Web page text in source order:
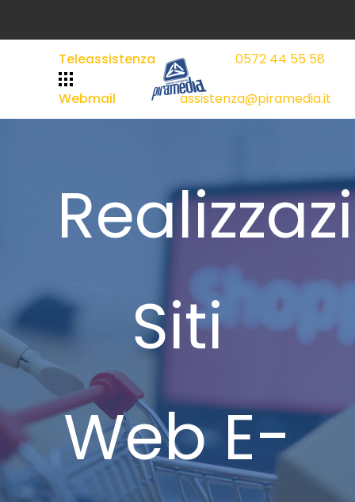
Teleassistenza
Webmail
0572 44 55 58
assistenza@piramedia.it
Siti
Web E-